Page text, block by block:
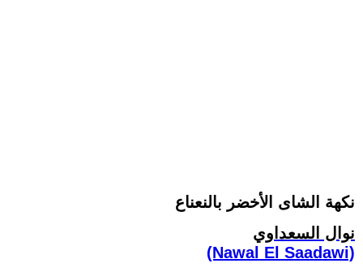
نكهة الشاى الأخضر بالنعناع
نوال السعداوي
(Nawal El Saadawi)